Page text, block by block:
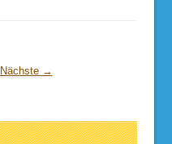
Nächste →